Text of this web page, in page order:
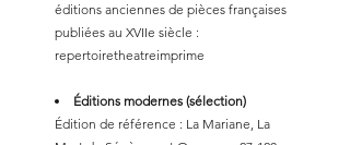
éditions anciennes de pièces françaises
publiées au XVIIe siècle :
repertoiretheatreimprime
Éditions modernes (sélection)
Édition de référence : La Mariane, La